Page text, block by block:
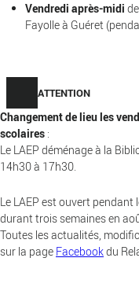
Vendredi après-midi
Fayolle à Guéret
ATTENTION
Changement de lieu les
scolaires :
Le LAEP déménage à la
14h30 à 17h30.
Le LAEP est ouvert pendant
durant trois semaines en
Toutes les actualités,
sur la page Facebookdu